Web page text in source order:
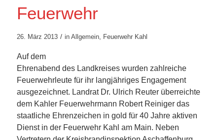
Feuerwehr
26. März 2013 / in Allgemein, Feuerwehr Kahl
Auf dem
Ehrenabend des Landkreises wurden zahlreiche
Feuerwehrleute für ihr langjähriges Engagement
ausgezeichnet. Landrat Dr. Ulrich Reuter überreichte
dem Kahler Feuerwehrmann Robert Reiniger das
staatliche Ehrenzeichen in gold für 40 Jahre aktiven
Dienst in der Feuerwehr Kahl am Main. Neben